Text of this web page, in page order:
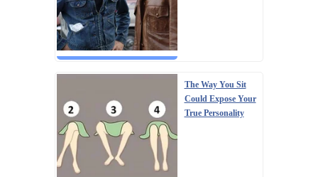
The Way You Sit
Could Expose Your
True Personality